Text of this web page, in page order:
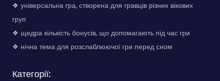
❖ універсальна гра, створена для гравців різних вікових
груп
❖ щедра кількість бонусів, що допомагають під час гри
❖ нічна тема для розслаблюючої гри перед сном
Категорії: